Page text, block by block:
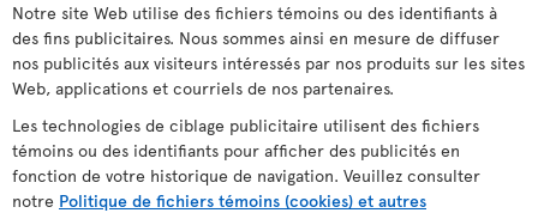
Notre site Web utilise des fichiers témoins ou des identifiants à
des fins publicitaires. Nous sommes ainsi en mesure de diffuser
nos publicités aux visiteurs intéressés par nos produits sur les sites
Web, applications et courriels de nos partenaires.
Les technologies de ciblage publicitaire utilisent des fichiers
témoins ou des identifiants pour afficher des publicités en
fonction de votre historique de navigation. Veuillez consulter
notre Politique de fichiers témoins (cookies) et autres